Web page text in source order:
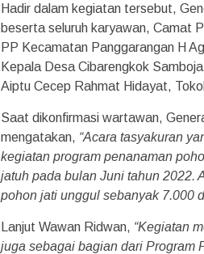
Hadir dalam kegiatan tersebut,
beserta seluruh karyawan, Camat
PP Kecamatan Panggarangan H
Kepala Desa Cibarengkok
Aiptu Cecep Rahmat Hidayat,
Saat dikonfirmasi wartawan,
mengatakan, “Acara tasyakuran
kegiatan program penanaman
jatuh pada bulan Juni tahun 2022.
pohon jati unggul sebanyak 7.000
Lanjut Wawan Ridwan, “Kegiatan
juga sebagai bagian dari Program